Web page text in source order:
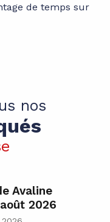
de temps sur
nos
Avaline
2026